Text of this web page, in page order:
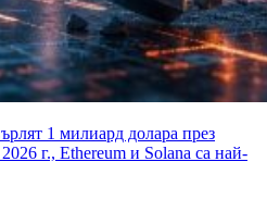
1 милиард долара през
г., Ethereum и Solana са най-